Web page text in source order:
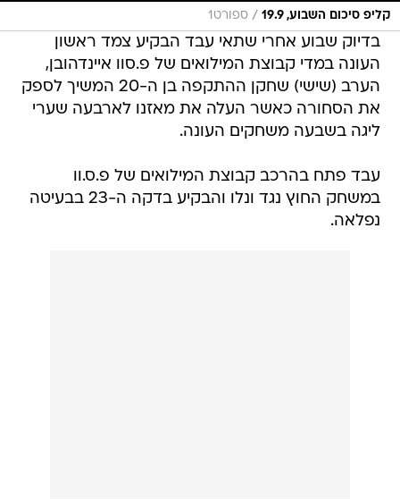
קליפ סיכום השבוע, 19.9 / ספורט1
בדיוק שבוע אחרי שתאי עבד הבקיע צמד ראשון
העונה במדי קבוצת המילואים של פ.סוו איינדהובן,
הערב (שישי) שחקן ההתקפה בן ה-20 המשיך לספק
את הסחורה כאשר העלה את מאזנו לארבעה שערי
ליגה בשבעה משחקים העונה.
עבד פתח בהרכב קבוצת המילואים של פ.ס.וו
במשחק החוץ נגד ונלו והבקיע בדקה ה-23 בבעיטה
נפלאה.